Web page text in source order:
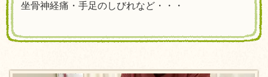
坐骨神経痛・手足のしびれなど・・・